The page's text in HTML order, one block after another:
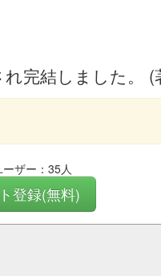
完結しました。 (
ザー：35人
登録(無料)